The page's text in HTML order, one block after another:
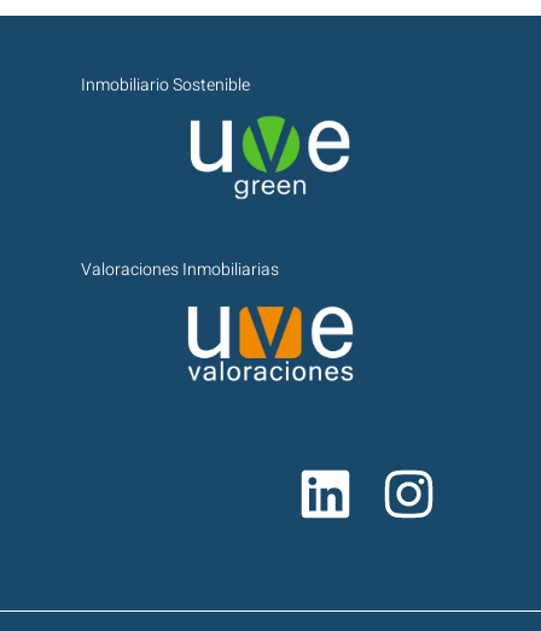
Valoraciones Inmobiliarias
Inmobiliario Sostenible